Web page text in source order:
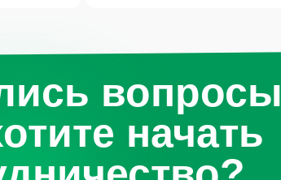
вопросы
начать